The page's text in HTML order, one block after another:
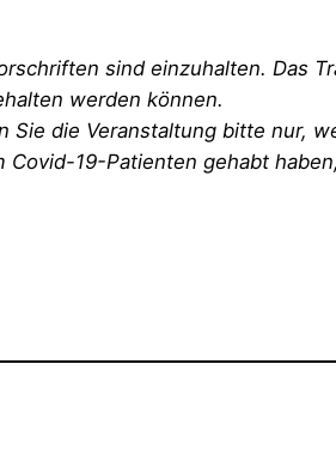
sind einzuhalten. Das
werden können.
Sie die Veranstaltung bitte nur,
Covid-19-Patienten gehabt